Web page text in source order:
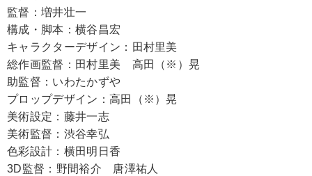
監督：増井壮一
構成・脚本：横谷昌宏
キャラクターデザイン：田村里美
総作画監督：田村里美 高田（※）晃
助監督：いわたかずや
プロップデザイン：高田（※）晃
美術設定：藤井一志
美術監督：渋谷幸弘
色彩設計：横田明日香
3D監督：野間裕介 唐澤祐人